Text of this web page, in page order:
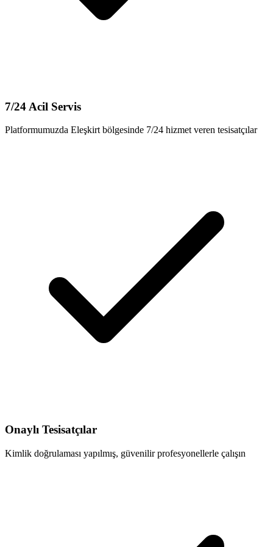
7/24 Acil Servis
Platformumuzda Eleşkirt bölgesinde 7/24 hizmet veren tesisatçılar
Onaylı Tesisatçılar
Kimlik doğrulaması yapılmış, güvenilir profesyonellerle çalışın